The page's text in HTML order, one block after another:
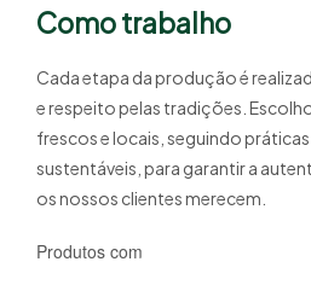
Como trabalho
Cada etapa da produção é
e respeito pelas tradições.
frescos e locais, seguindo práticas
sustentáveis, para garantir a
os nossos clientes merecem.
Produtos com